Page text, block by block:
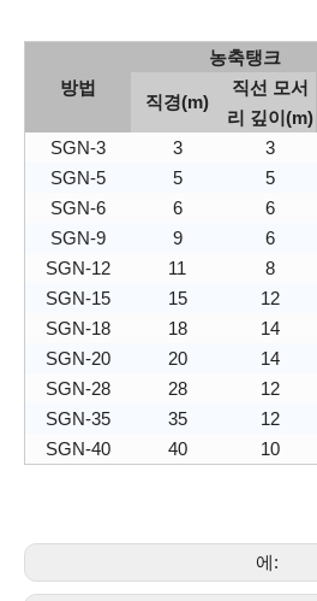
방법
농축탱크
직경(m)
직선 모서
리 깊이(m)
SGN-3
3 3
SGN-5
5 5
SGN-6
6 6
SGN-9
9 6
SGN-12
11 8
SGN-15
15 12
SGN-18
18 14
SGN-20
20 14
SGN-28
28 12
SGN-35
35 12
SGN-40
40 10
에: